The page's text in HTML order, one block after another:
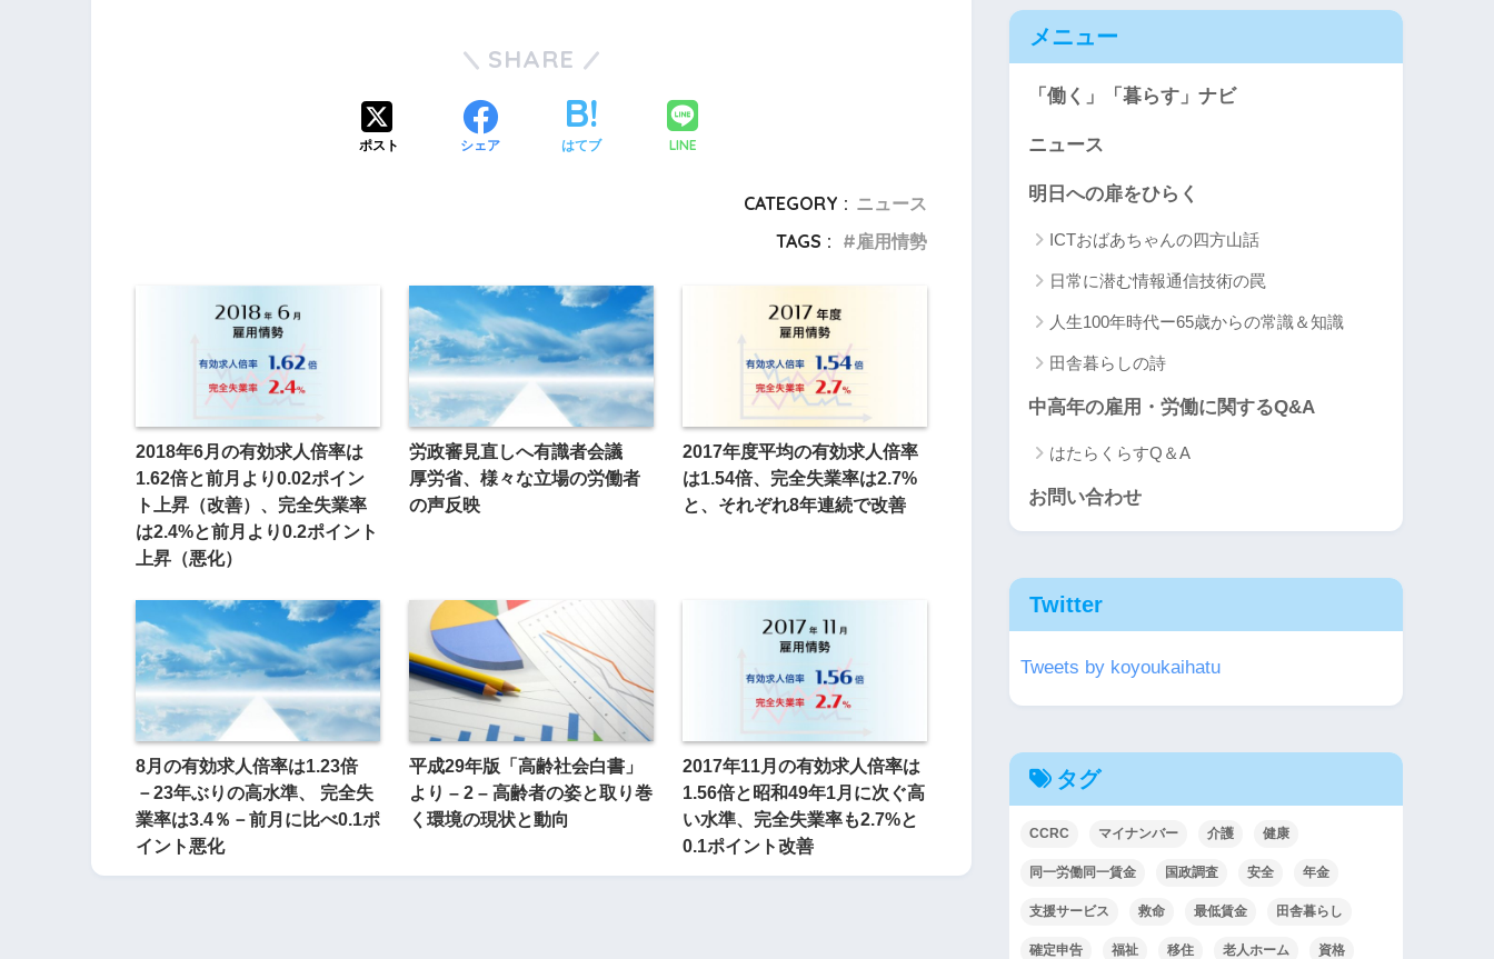
SHARE
ポスト シェア はてブ LINE
CATEGORY : ニュース
TAGS :
雇用情勢
2018年6月の有効求人倍率は
1.62倍と前月より0.02ポイン
ト上昇（改善）、完全失業率
は2.4%と前月より0.2ポイント
上昇（悪化）
労政審見直しへ有識者会議
厚労省、様々な立場の労働者
の声反映
2017年度平均の有効求人倍率
は1.54倍、完全失業率は2.7%
と、それぞれ8年連続で改善
8月の有効求人倍率は1.23倍
－23年ぶりの高水準、 完全失
業率は3.4％－前月に比べ0.1ポ
イント悪化
平成29年版「高齢社会白書」
より – 2 – 高齢者の姿と取り巻
く環境の現状と動向
2017年11月の有効求人倍率は
1.56倍と昭和49年1月に次ぐ高
い水準、完全失業率も2.7%と
0.1ポイント改善
メニュー
「働く」「暮らす」ナビ
ニュース
明日への扉をひらく
ICTおばあちゃんの四方山話
日常に潜む情報通信技術の罠
人生100年時代ー65歳からの常識＆知識
田舎暮らしの詩
中高年の雇用・労働に関するQ&A
はたらくらすQ＆A
お問い合わせ
Twitter
Tweets by koyoukaihatu
タグ
CCRC マイナンバー 介護 健康
同一労働同一賃金 国政調査 安全 年金
支援サービス 救命 最低賃金 田舎暮らし
確定申告 福祉 移住 老人ホーム 資格